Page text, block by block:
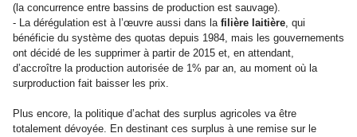
(la concurrence entre bassins de production est sauvage).
- La dérégulation est à l’œuvre aussi dans la filière laitière, qui
bénéficie du système des quotas depuis 1984, mais les gouvernements
ont décidé de les supprimer à partir de 2015 et, en attendant,
d’accroître la production autorisée de 1% par an, au moment où la
surproduction fait baisser les prix.
Plus encore, la politique d’achat des surplus agricoles va être
totalement dévoyée. En destinant ces surplus à une remise sur le